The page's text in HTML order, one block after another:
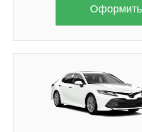
Оформить